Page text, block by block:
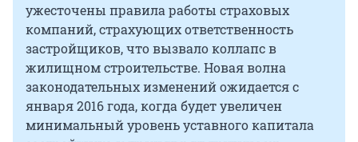
ужесточены правила работы страховых
компаний, страхующих ответственность
застройщиков, что вызвало коллапс в
жилищном строительстве. Новая волна
законодательных изменений ожидается с
января 2016 года, когда будет увеличен
минимальный уровень уставного капитала